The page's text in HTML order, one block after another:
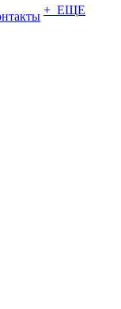
+ ЕЩЕ